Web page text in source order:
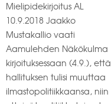
Mielipidekirjoitus AL
10.9.2018 Jaakko
Mustakallio vaati
Aamulehden Näkökulma
kirjoituksessaan (4.9.), että
hallituksen tulisi muuttaa
ilmastopolitiikkaansa, niin